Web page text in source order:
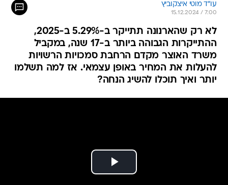
עו"ד מוטי איצקוביץ
15.12.2024 / 7:00
לא רק שהארנונה תתייקר ב-5.29% ב-2025,
ההתייקרות הגבוהה ביותר ב-17 שנה, במקביל
משרד האוצר מקדם הרחבת סמכויות הרשויות
להעלות את המחיר באופן עצמאי. אז למה תשלמו
יותר ואיך תוכלו להשיג הנחה?